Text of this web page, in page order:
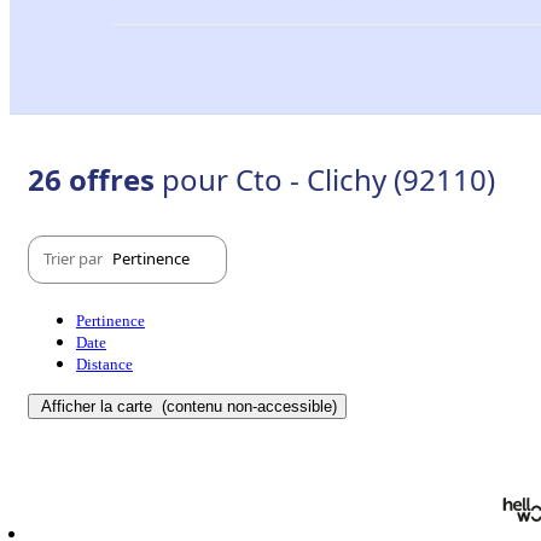
26 offres pour Cto - Clichy (92110)
Trier par Pertinence
Pertinence
Date
Distance
Afficher la carte (contenu non-accessible)